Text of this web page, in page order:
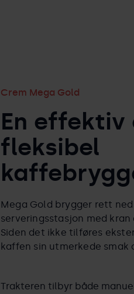
Crem Mega Gold
En effektiv
fleksibel
Mega Gold brygger rett
serveringsstasjon med
Siden det ikke tilføres
kaffen sin utmerkede smak
Trakteren tilbyr både